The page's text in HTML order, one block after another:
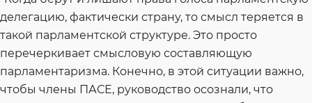
делегацию, фактически страну, то смысл теряется в
такой парламентской структуре. Это просто
перечеркивает смысловую составляющую
парламентаризма. Конечно, в этой ситуации важно,
чтобы члены ПАСЕ, руководство осознали, что